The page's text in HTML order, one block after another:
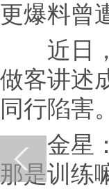
更爆料曾
近日，
做客讲述
同行陷害
金星：我
那是训练